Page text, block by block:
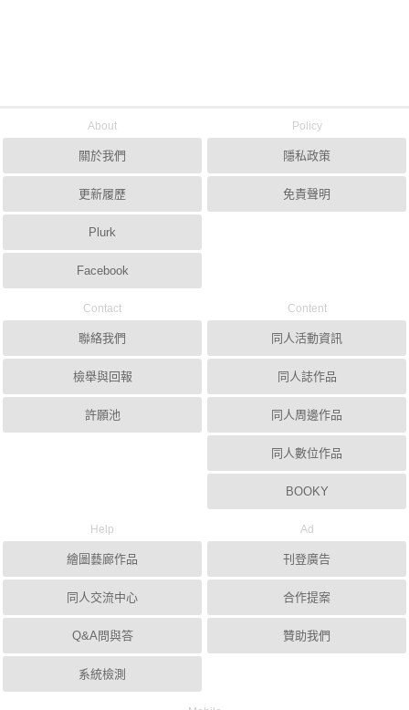
About
關於我們
更新履歷
Plurk
Facebook
Policy
隱私政策
免責聲明
Contact
聯絡我們
檢舉與回報
許願池
Content
同人活動資訊
同人誌作品
同人周邊作品
同人數位作品
BOOKY
Help
繪圖藝廊作品
同人交流中心
Q&A問與答
系統檢測
Ad
刊登廣告
合作提案
贊助我們